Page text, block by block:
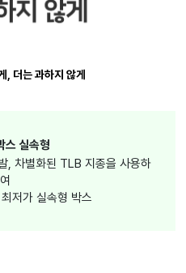
, 더는 과하지 않게
실속형
, 차별화된 TLB 지종을 사용하
여
저가 실속형 박스